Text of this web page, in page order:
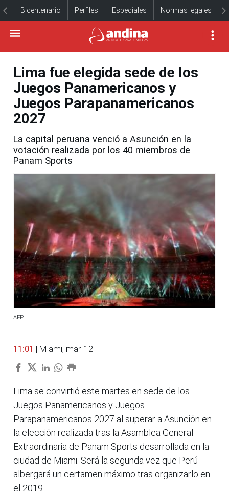
Bicentenario Perfiles Especiales Normas legales
Lima fue elegida sede de los
Juegos Panamericanos y
Juegos Parapanamericanos
2027
La capital peruana venció a Asunción en la
votación realizada por los 40 miembros de
Panam Sports
AFP
11:01 | Miami, mar. 12.
Lima se convirtió este martes en sede de los
Juegos Panamericanos y Juegos
Parapanamericanos 2027 al superar a Asunción en
la elección realizada tras la Asamblea General
Extraordinaria de Panam Sports desarrollada en la
ciudad de Miami. Será la segunda vez que Perú
albergará un certamen máximo tras organizarlo en
el 2019.